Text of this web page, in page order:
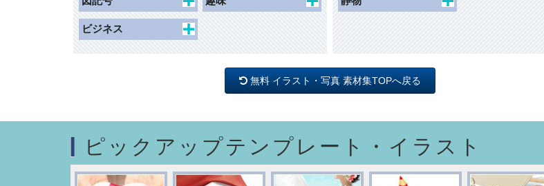
冬
記念日
草木
動物・昆虫
その他
枠（名刺）
枠（写真シール）
バック（背景）
一般施設
安全
禁止
注意
ビジネス
荷札
荷札（千社札シールサ
イズ）
冬
バレンタイン
ひなまつり
眺望
インテリア
無料 イラスト・写真 素材集TOPへ戻る
ピックアップテンプレート・イラスト